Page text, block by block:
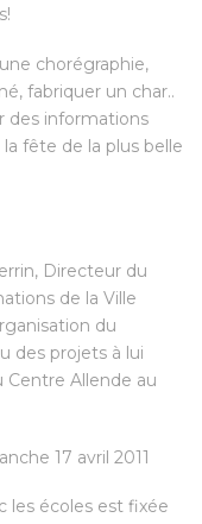
chorégraphie,
fabriquer un char..
des informations
fête de la plus belle
Directeur du
de la Ville
du
des projets à lui
Centre Allende au
17 avril 2011
les écoles est fixée